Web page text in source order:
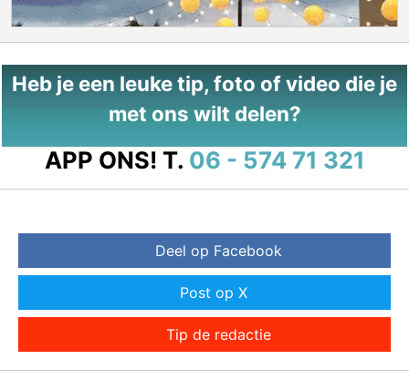
Heb je een leuke tip, foto of video die je
met ons wilt delen?
APP ONS! T. 06 - 574 71 321
Deel op Facebook
Post op X
Tip de redactie